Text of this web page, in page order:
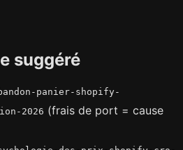
suggéré
panier-shopify-
2026 (frais de port = cause